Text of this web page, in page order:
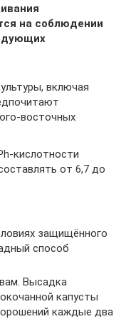
на соблюдении
включая
восточных
кислотности
от 6,7 до
защищённого
способ
Высадка
капусты
каждые два